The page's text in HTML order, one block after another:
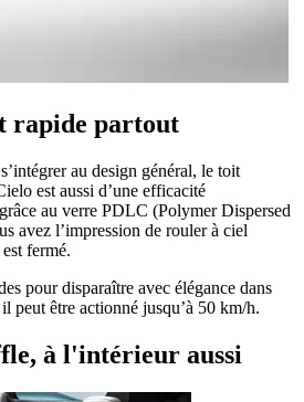
rapide partout
au design général, le toit
est aussi d’une efficacité
au verre PDLC (Polymer Dispersed
avez l’impression de rouler à ciel
fermé.
pour disparaître avec élégance dans
peut être actionné jusqu’à 50 km/h.
à l'intérieur aussi